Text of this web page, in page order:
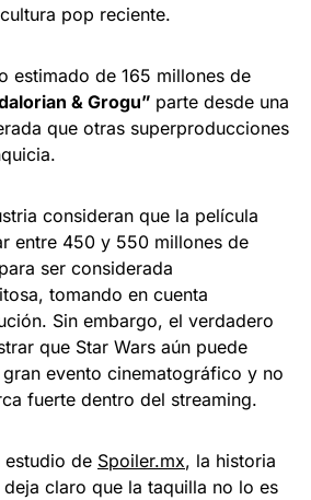
pop reciente.
estimado de 165 millones de
& Grogu” parte desde una
que otras superproducciones
consideran que la película
entre 450 y 550 millones de
ser considerada
tomando en cuenta
Sin embargo, el verdadero
que Star Wars aún puede
evento cinematográfico y no
fuerte dentro del streaming.
estudio de Spoiler.mx, la historia
claro que la taquilla no lo es